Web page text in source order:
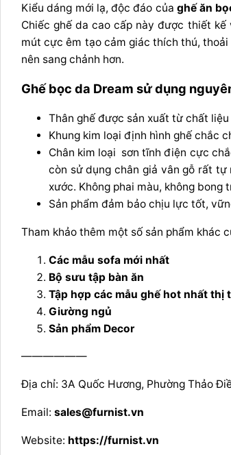
Kiểu dáng mới lạ, độc đáo của ghế ăn
Chiếc ghế da cao cấp này được thiết
mút cực êm tạo cảm giác thích thú,
nên sang chảnh hơn.
Ghế bọc da Dream sử dụng
Thân ghế được sản xuất từ chất
Khung kim loại định hình ghế chắc
Chân kim loại sơn tĩnh điện cực
còn sử dụng chân giả vân gỗ rất
xước. Không phai màu, không bong
Sản phẩm đảm bảo chịu lực tốt,
Tham khảo thêm một số sản phẩm khác
Các mẫu sofa mới nhất
Bộ sưu tập bàn ăn
Tập hợp các mẫu ghế hot nhất thị
Giường ngủ
Sản phẩm Decor
——————
Địa chỉ: 3A Quốc Hương, Phường Thảo
Email: sales@furnist.vn
Website: https://furnist.vn